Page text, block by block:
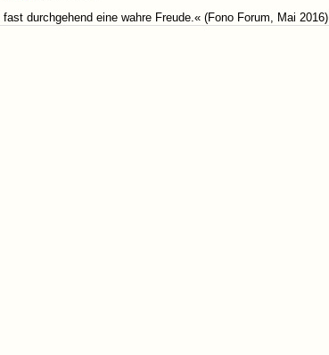
durchgehend eine wahre Freude.« (Fono Forum, Mai 2016)